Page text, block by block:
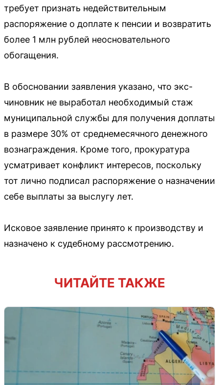
требует признать недействительным
распоряжение о доплате к пенсии и возвратить
более 1 млн рублей неосновательного
обогащения.
В обосновании заявления указано, что экс-
чиновник не выработал необходимый стаж
муниципальной службы для получения доплаты
в размере 30% от среднемесячного денежного
вознаграждения. Кроме того, прокуратура
усматривает конфликт интересов, поскольку
тот лично подписал распоряжение о назначении
себе выплаты за выслугу лет.
Исковое заявление принято к производству и
назначено к судебному рассмотрению.
ЧИТАЙТЕ ТАКЖЕ